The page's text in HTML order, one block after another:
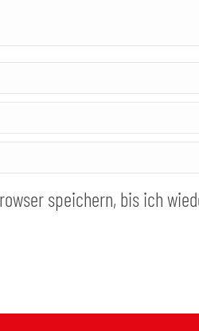
speichern, bis ich